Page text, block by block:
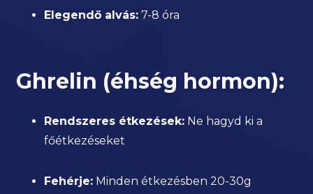
Elegendő alvás: 7-8 óra
Ghrelin (éhség hormon):
Rendszeres étkezések: Ne hagyd ki a
főétkezéseket
Fehérje: Minden étkezésben 20-30g